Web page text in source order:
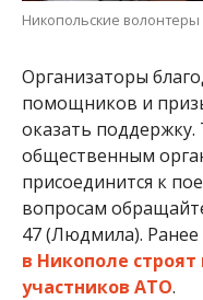
Никопольские
Организаторы
помощников и
оказать
общественным
присоединится к
вопросам
47 (Людмила).
в Никополе
участников АТО.